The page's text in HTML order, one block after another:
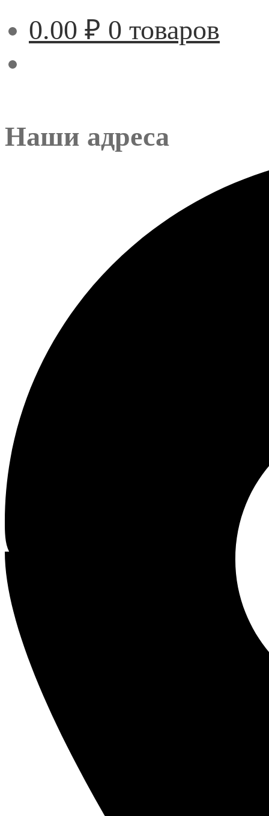
0.00 ₽ 0 товаров
Наши адреса